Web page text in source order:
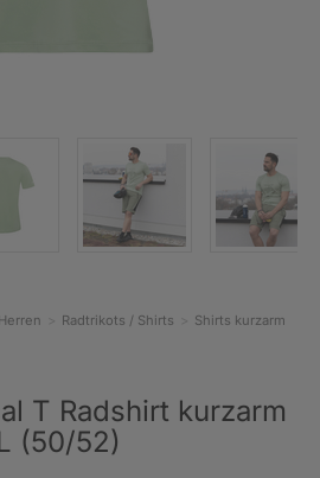
Herren Radtrikots / Shirts Shirts kurzarm
T Radshirt kurzarm
(50/52)